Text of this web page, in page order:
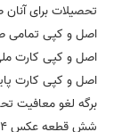
تحصیلات برای آنان
اصل و کپی تمامی
اصل و کپی کارت
اصل و کپی کارت
برگه لغو معافیت
شش قطعه عکس 4*3 با رعایت شئونات اسلامی و زمینه سفید